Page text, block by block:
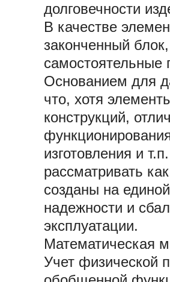
долговечности
В качестве
законченный
самостоятельные
Основанием для
что, хотя
конструкций,
изготовления и
рассматривать
созданы на
надежности и
эксплуатации.
Математическая
Учет физической